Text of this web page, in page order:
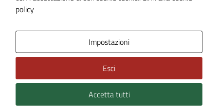
Piano di miglioramento del sito
Technical Design s.r.l.
policy
Impostazioni
Esci
Accetta tutti